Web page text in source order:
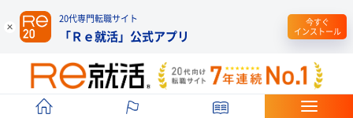
20代専門転職サイト
「Ｒｅ就活」公式アプリ
今すぐ
インストール